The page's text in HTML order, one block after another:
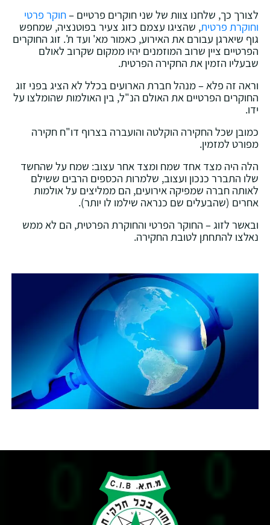
לצורך כך, שלחנו צוות של שני חוקרים פרטיים –חוקר פרטי
וחוקרת פרטית, שהציגו עצמם כזוג צעיר בפוטנציה, שמחפש
גוף שיארגן עבורם את האירוע, כאמור מא' ועד ת'. זוג החוקרים
הפרטיים ציין שרוב המוזמנים יהיו ממקום שקרוב לאולם
שבעליו הזמין את החקירה הפרטית.
וראה זה פלא – מנהל חברת הארועים בכלל לא הציג בפני זוג
החוקרים הפרטיים את האולם הנ"ל, בין האולמות שהומלצו על
ידו.
כמובן שכל החקירה הוקלטה והועברה בצרוף דו"ח חקירה
מפורט למזמין.
הלה היה מצד אחד שמח ומצד אחר עצוב: שמח על שהחשד
שלו התברר כנכון ועצוב, שלמרות הכספים הרבים ששילם
לאותה חברה שמפיקה אירועים, הם ממליצים על אולמות
אחרים (שהבעלים שם כנראה שילמו לו יותר).
ובאשר לזוג – החוקר הפרטי והחוקרת הפרטית, הם לא ממש
נאלצו להתחתן לטובת החקירה.